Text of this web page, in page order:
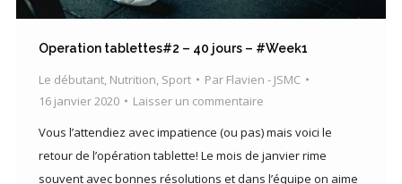
Operation tablettes#2 – 40 jours – #Week1
Le débutant, Nutrition, Sport Par Flavien - JSMC
16 janvier 2020
Laisser un commentaire
Vous l’attendiez avec impatience (ou pas) mais voici le
retour de l’opération tablette! Le mois de janvier rime
souvent avec bonnes résolutions et dans l’équipe on aime